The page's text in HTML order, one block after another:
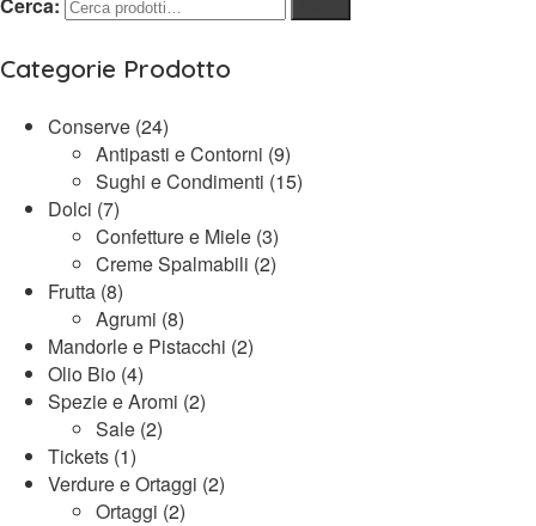
Categorie Prodotto
Conserve (24)
Antipasti e Contorni (9)
Sughi e Condimenti (15)
Dolci (7)
Confetture e Miele (3)
Creme Spalmabili (2)
Frutta (8)
Agrumi (8)
Mandorle e Pistacchi (2)
Olio Bio (4)
Spezie e Aromi (2)
Sale (2)
Tickets (1)
Verdure e Ortaggi (2)
Ortaggi (2)